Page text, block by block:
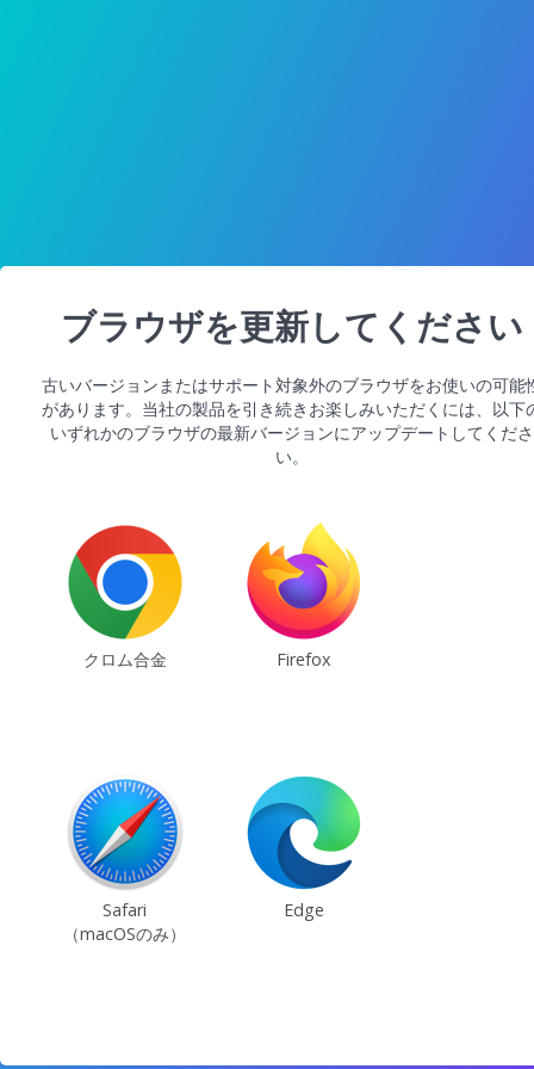
ブラウザを更新してください
古いバージョンまたはサポート対象外のブラウザをお使いの可能
があります。当社の製品を引き続きお楽しみいただくには、以下
いずれかのブラウザの最新バージョンにアップデートしてくださ
い。
クロム合金 Firefox
Safari
（macOSのみ）
Edge